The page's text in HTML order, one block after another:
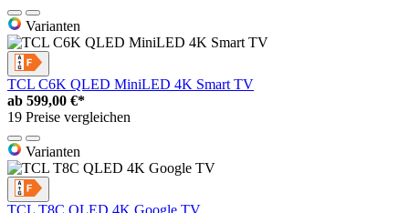
Varianten
TCL C6K QLED MiniLED 4K Smart TV
ab 599,00 €*
19 Preise vergleichen
Varianten
TCL T8C QLED 4K Google TV